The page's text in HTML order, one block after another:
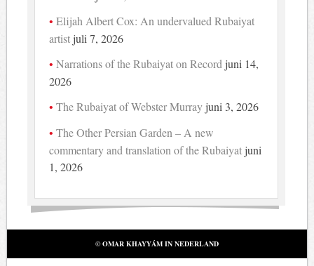
Elijah Albert Cox: An undervalued Rubaiyat
artist juli 7, 2026
Narrations of the Rubaiyat on Record juni 14,
2026
The Rubaiyat of Webster Murray juni 3, 2026
The Other Persian Garden – A new
commentary and translation of the Rubaiyat juni
1, 2026
© OMAR KHAYYÁM IN NEDERLAND